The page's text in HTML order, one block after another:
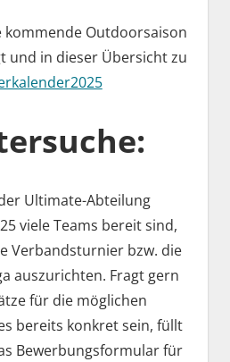
kommende Outdoorsaison
und in dieser Übersicht zu
Ultimate-Abteilung
viele Teams bereit sind,
Verbandsturnier bzw. die
auszurichten. Fragt gern
für die möglichen
bereits konkret sein, füllt
Bewerbungsformular für